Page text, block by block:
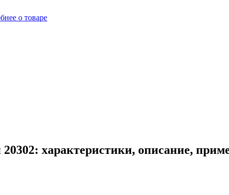
о товаре
характеристики, описание,